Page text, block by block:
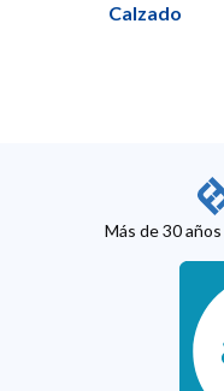
Calzado
Más de 30